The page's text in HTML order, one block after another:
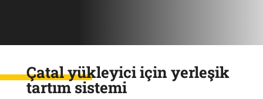
Çatal yükleyici için yerleşik
tartım sistemi